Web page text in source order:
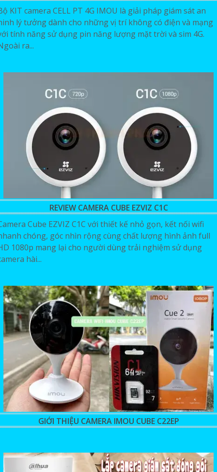
KIT camera CELL PT 4G IMOU là giải pháp giám sát an
lý tưởng dành cho những vị trí không có điện và mạng
tính năng sử dụng pin năng lượng mặt trời và sim 4G.
ra...
REVIEW CAMERA CUBE EZVIZ C1C
Cube EZVIZ C1C với thiết kế nhỏ gọn, kết nối wifi
chóng, góc nhìn rộng cùng chất lượng hình ảnh full
1080p mang lại cho người dùng trải nghiệm sử dụng
hài...
GIỚI THIỆU CAMERA IMOU CUBE C22EP